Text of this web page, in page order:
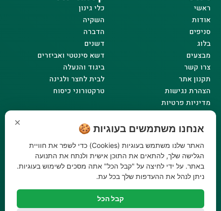
ראשי
אודות
סניפים
בלוג
מבצעים
צרו קשר
תקנון אתר
הצהרת נגישות
מדיניות פרטיות
כלי גינון
השקיה
הדברה
דשנים
דשא סינטטי ואביזרים
ביגוד והנעלה
לבית לחצר ולגינה
טרקטורוני כיסוח
שעות פעילות
שני - 08:00-17:00
רביעי - 08:00-17:00
חמישי - 08:00-17:00
× אנחנו משתמשים בעוגיות 🍪
האתר שלנו משתמש בעוגיות (Cookies) כדי לשפר את חוויית
הגלישה שלך, להתאים את התוכן אישית ולנתח את התנועה
באתר. על ידי לחיצה על "קבל הכל" אתה מסכים לשימוש בעוגיות.
ניתן לנהל את ההעדפות שלך בכל עת.
קבל הכל